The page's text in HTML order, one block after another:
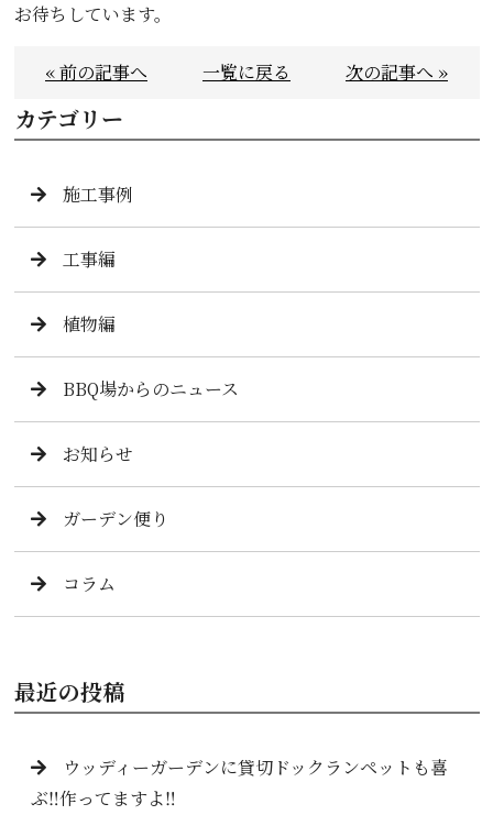
お待ちしています。
« 前の記事へ 一覧に戻る 次の記事へ »
カテゴリー
施工事例
工事編
植物編
BBQ場からのニュース
お知らせ
ガーデン便り
コラム
最近の投稿
ウッディーガーデンに貸切ドックランペットも喜
ぶ‼️作ってますよ‼️